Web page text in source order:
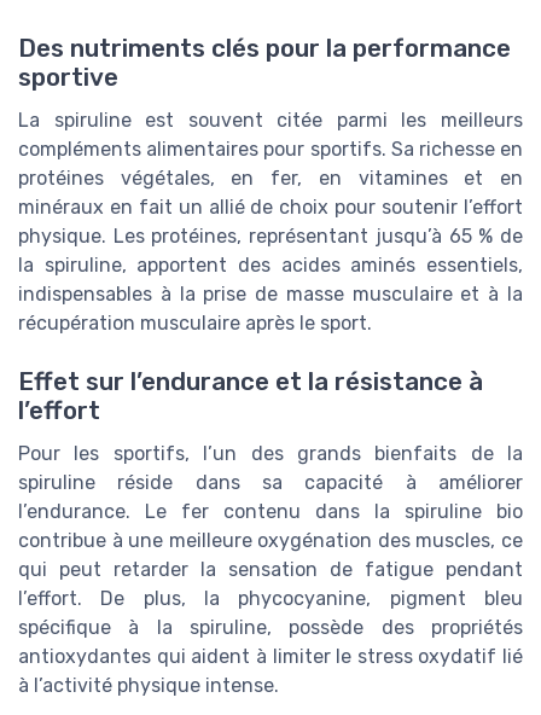
Des nutriments clés pour la performance
sportive
La spiruline est souvent citée parmi les meilleurs
compléments alimentaires pour sportifs. Sa richesse en
protéines végétales, en fer, en vitamines et en
minéraux en fait un allié de choix pour soutenir l’effort
physique. Les protéines, représentant jusqu’à 65 % de
la spiruline, apportent des acides aminés essentiels,
indispensables à la prise de masse musculaire et à la
récupération musculaire après le sport.
Effet sur l’endurance et la résistance à
l’effort
Pour les sportifs, l’un des grands bienfaits de la
spiruline réside dans sa capacité à améliorer
l’endurance. Le fer contenu dans la spiruline bio
contribue à une meilleure oxygénation des muscles, ce
qui peut retarder la sensation de fatigue pendant
l’effort. De plus, la phycocyanine, pigment bleu
spécifique à la spiruline, possède des propriétés
antioxydantes qui aident à limiter le stress oxydatif lié
à l’activité physique intense.